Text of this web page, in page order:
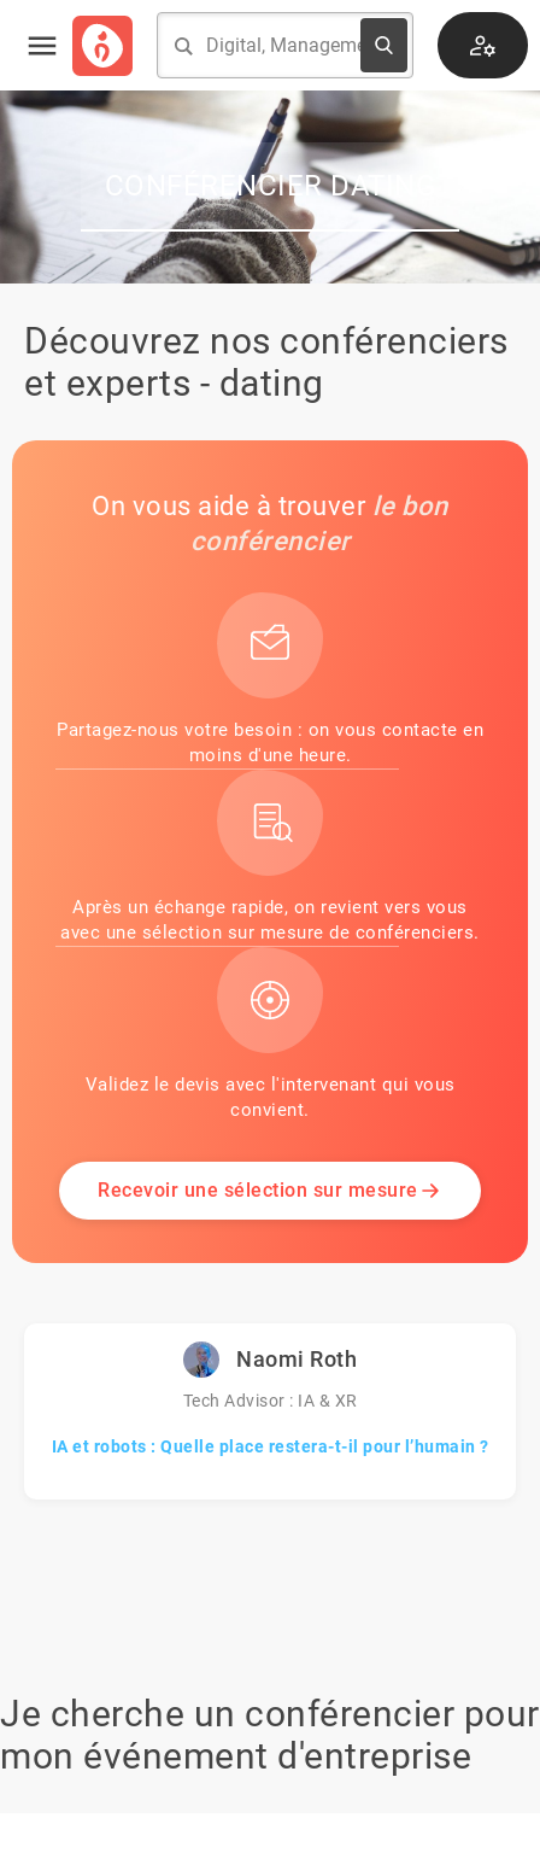
CONFÉRENCIER DATING
Découvrez nos conférenciers
et experts - dating
On vous aide à trouver le bon
conférencier
Partagez-nous votre besoin : on vous contacte en
moins d'une heure.
Après un échange rapide, on revient vers vous
avec une sélection sur mesure de conférenciers.
Validez le devis avec l'intervenant qui vous
convient.
Recevoir une sélection sur mesure
Naomi Roth
Tech Advisor : IA & XR
IA et robots : Quelle place restera-t-il pour l’humain ?
Je cherche un conférencier pour
mon événement d'entreprise